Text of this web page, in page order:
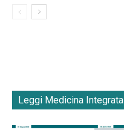
Leggi Medicina Integrata